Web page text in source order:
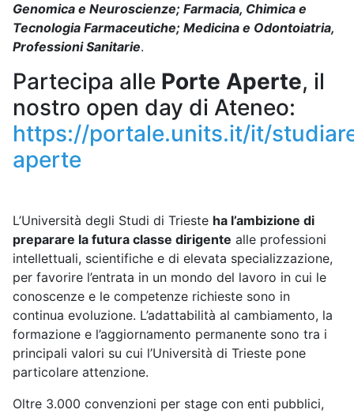
Genomica e Neuroscienze; Farmacia, Chimica e
Tecnologia Farmaceutiche; Medicina e Odontoiatria,
Professioni Sanitarie.
Partecipa alle Porte Aperte, il
nostro open day di Ateneo:
https://portale.units.it/it/
aperte
L’Università degli Studi di Trieste ha l’ambizione di
preparare la futura classe dirigente alle professioni
intellettuali, scientifiche e di elevata specializzazione,
per favorire l’entrata in un mondo del lavoro in cui le
conoscenze e le competenze richieste sono in
continua evoluzione. L’adattabilità al cambiamento, la
formazione e l’aggiornamento permanente sono tra i
principali valori su cui l’Università di Trieste pone
particolare attenzione.
Oltre 3.000 convenzioni per stage con enti pubblici,